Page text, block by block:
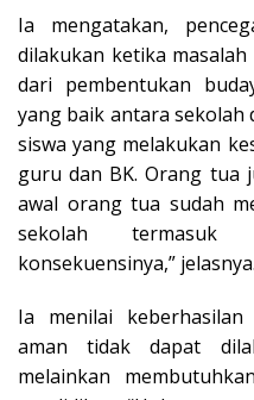
Ia mengatakan,
dilakukan ketika
dari pembentukan
yang baik antara sekolah
siswa yang melakukan
guru dan BK. Orang tua
awal orang tua sudah
sekolah
konsekuensinya,” jelasnya.
Ia menilai
aman tidak dapat
melainkan